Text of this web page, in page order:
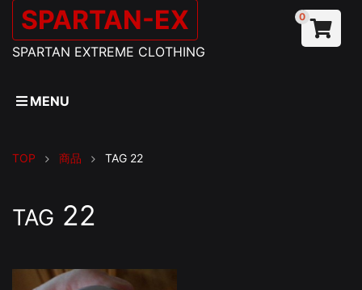
SPARTAN-EX
SPARTAN EXTREME CLOTHING
0
MENU
TOP 商品 TAG 22
TAG 22